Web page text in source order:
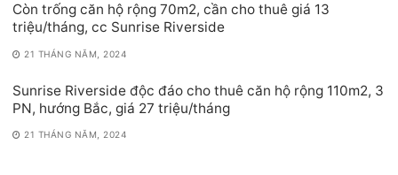
Còn trống căn hộ rộng 70m2, cần cho thuê giá 13
triệu/tháng, cc Sunrise Riverside
21 THÁNG NĂM, 2024
Sunrise Riverside độc đáo cho thuê căn hộ rộng 110m2, 3
PN, hướng Bắc, giá 27 triệu/tháng
21 THÁNG NĂM, 2024